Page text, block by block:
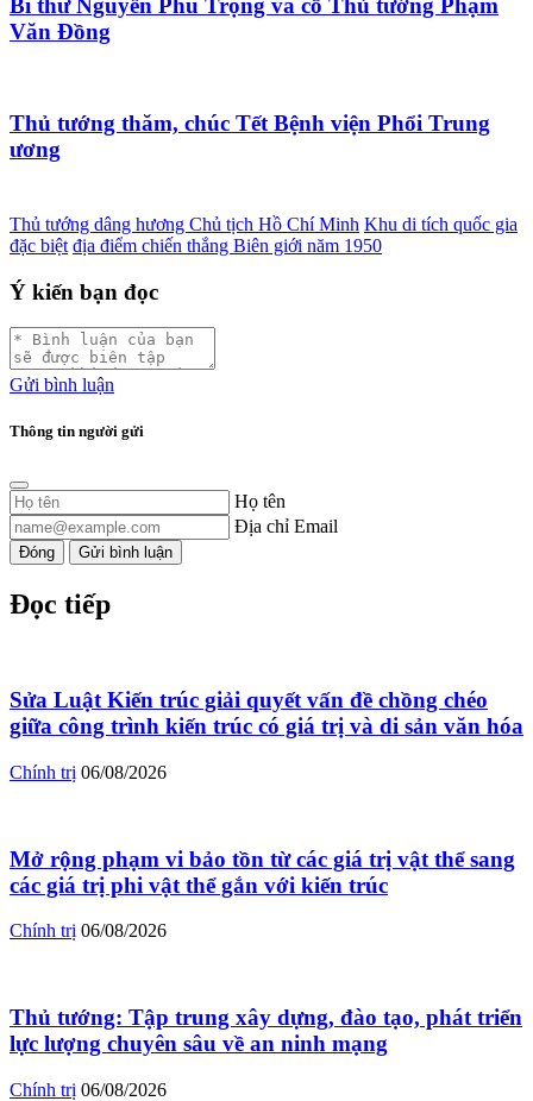
Văn Đồng
Thủ tướng thăm, chúc Tết Bệnh viện Phổi Trung
ương
Thủ tướng dâng hương Chủ tịch Hồ Chí Minh Khu di tích quốc gia
đặc biệt địa điểm chiến thắng Biên giới năm 1950
Ý kiến bạn đọc
Gửi bình luận
Thông tin người gửi
Họ tên
Địa chỉ Email
Đóng Gửi bình luận
Đọc tiếp
Sửa Luật Kiến trúc giải quyết vấn đề chồng chéo
giữa công trình kiến trúc có giá trị và di sản văn hóa
Chính trị 06/08/2026
Mở rộng phạm vi bảo tồn từ các giá trị vật thể sang
các giá trị phi vật thể gắn với kiến trúc
Chính trị 06/08/2026
Thủ tướng: Tập trung xây dựng, đào tạo, phát triển
lực lượng chuyên sâu về an ninh mạng
Chính trị 06/08/2026